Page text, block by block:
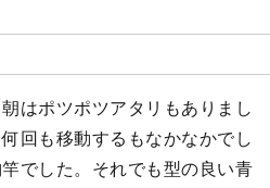
はポツポツアタリもありまし
回も移動するもなかなかでし
でした。それでも型の良い青